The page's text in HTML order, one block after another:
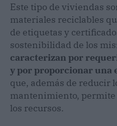
Este tipo de viviendas
materiales reciclables
de etiquetas y
sostenibilidad de los
caracterizan por
y por proporcionar una
que, además de reducir
mantenimiento, permite
los recursos.